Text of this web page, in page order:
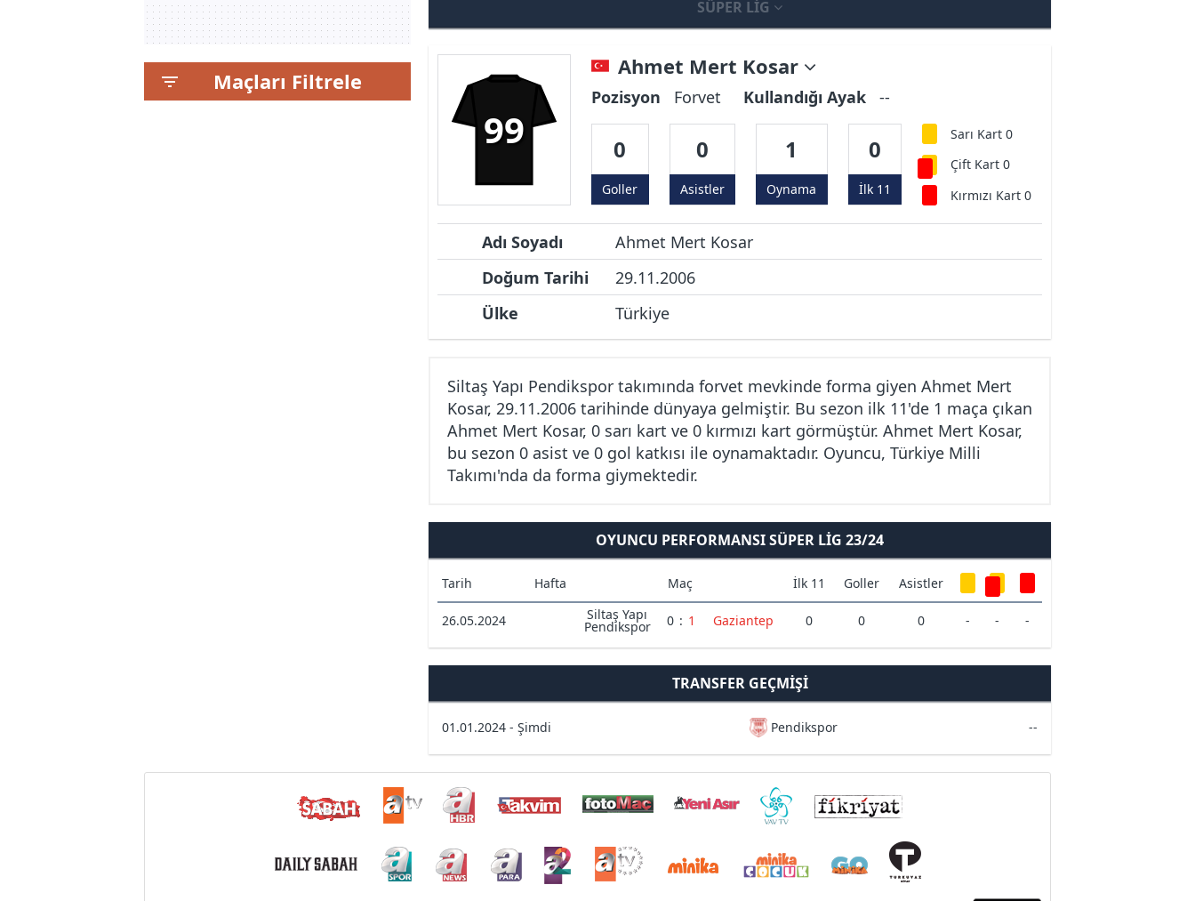
Maçları Filtrele
SÜPER LIG
99
Ahmet Mert Kosar
Pozisyon Forvet Kullandığı Ayak --
0
Goller
0
Asistler
1
Oynama
0
İlk 11
Sarı Kart 0
Çift Kart 0
Kırmızı Kart 0
Adı Soyadı
Ahmet Mert Kosar
Doğum Tarihi
29.11.2006
Ülke
Türkiye
Siltaş Yapı Pendikspor takımında forvet mevkinde forma giyen Ahmet Mert
Kosar, 29.11.2006 tarihinde dünyaya gelmiştir. Bu sezon ilk 11'de 1 maça çıkan
Ahmet Mert Kosar, 0 sarı kart ve 0 kırmızı kart görmüştür. Ahmet Mert Kosar,
bu sezon 0 asist ve 0 gol katkısı ile oynamaktadır. Oyuncu, Türkiye Milli
Takımı'nda da forma giymektedir.
OYUNCU PERFORMANSI SÜPER LIG 23/24
Tarih Hafta Maç İlk 11 Goller Asistler
26.05.2024 Siltaş Yapı
Pendikspor 0 : 1 Gaziantep 0 0 0 - - -
TRANSFER GEÇMIŞI
01.01.2024 - Şimdi Pendikspor --